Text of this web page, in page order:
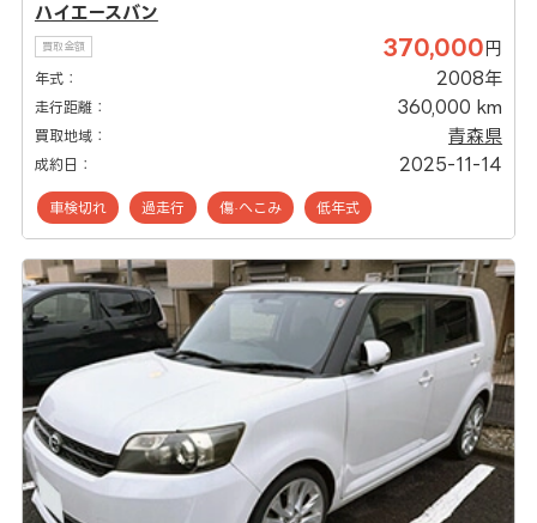
ハイエースバン
買取金額 370,000 円
年式： 2008年
走行距離： 360,000 km
買取地域： 青森県
成約日： 2025-11-14
車検切れ 過走行 傷·へこみ 低年式